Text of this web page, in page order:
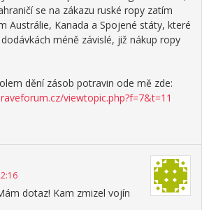
se na zákazu ruské ropy zatím
Austrálie, Kanada a Spojené státy, které
méně závislé, již nákup ropy
dění zásob potravin ode mě zde:
viewtopic.php?f=7&t=11
dotaz! Kam zmizel vojín